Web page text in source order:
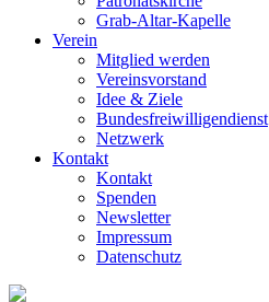
Grab-Altar-Kapelle
Verein
Mitglied werden
Vereinsvorstand
Idee & Ziele
Bundesfreiwilligendienst
Netzwerk
Kontakt
Kontakt
Spenden
Newsletter
Impressum
Datenschutz